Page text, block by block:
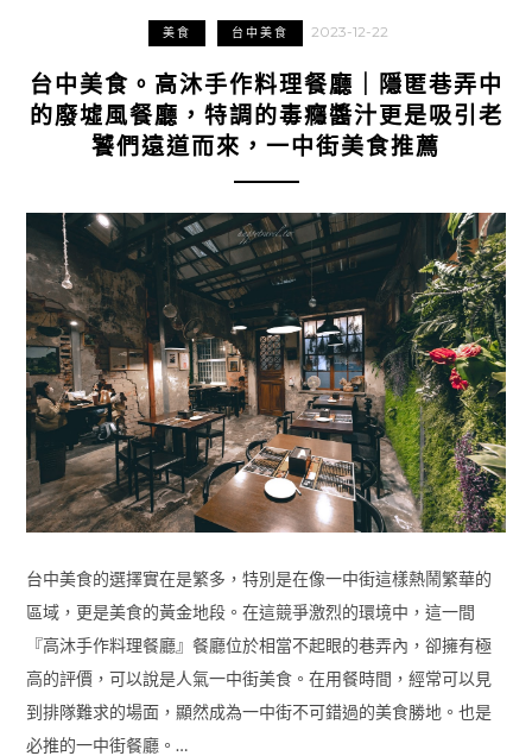
美食 台中美食 2023-12-22
台中美食。高沐手作料理餐廳｜隱匿巷弄中
的廢墟風餐廳，特調的毒癮醬汁更是吸引老
饕們遠道而來，一中街美食推薦
台中美食的選擇實在是繁多，特別是在像一中街這樣熱鬧繁華的
區域，更是美食的黃金地段。在這競爭激烈的環境中，這一間
『高沐手作料理餐廳』餐廳位於相當不起眼的巷弄內，卻擁有極
高的評價，可以說是人氣一中街美食。在用餐時間，經常可以見
到排隊難求的場面，顯然成為一中街不可錯過的美食勝地。也是
必推的一中街餐廳。…